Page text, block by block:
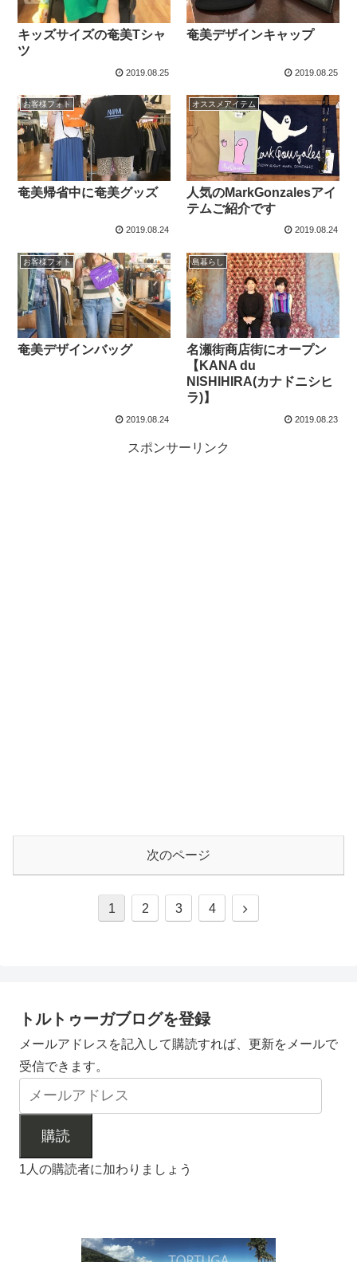
キッズサイズの奄美Tシャ
ツ
2019.08.25
奄美デザインキャップ
2019.08.25
お客様フォト
奄美帰省中に奄美グッズ
2019.08.24
オススメアイテム
人気のMarkGonzalesアイ
テムご紹介です
2019.08.24
お客様フォト
奄美デザインバッグ
2019.08.24
島暮らし
名瀬街商店街にオープン
【KANA du
NISHIHIRA(カナドニシヒ
ラ)】
2019.08.23
スポンサーリンク
次のページ
1 2 3 4
次
トルトゥーガブログを登録
メールアドレスを記入して購読すれば、更新をメールで
受信できます。
購読
1人の購読者に加わりましょう